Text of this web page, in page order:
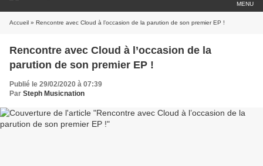
MENU
Accueil » Rencontre avec Cloud à l’occasion de la parution de son premier EP !
Rencontre avec Cloud à l’occasion de la
parution de son premier EP !
Publié le 29/02/2020 à 07:39
Par Steph Musicnation